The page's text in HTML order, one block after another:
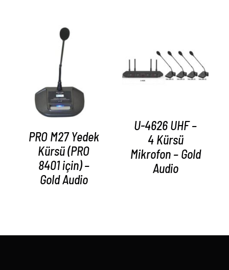
AYRINTILAR
PRO M27 Yedek
Kürsü (PRO
8401 için) –
Gold Audio
AYRINTILAR
U-4626 UHF –
4 Kürsü
Mikrofon – Gold
Audio